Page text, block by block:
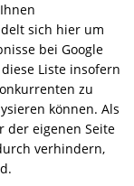
sich hier um
bei Google
Liste insofern
zu
können. Als
der eigenen Seite
verhindern,